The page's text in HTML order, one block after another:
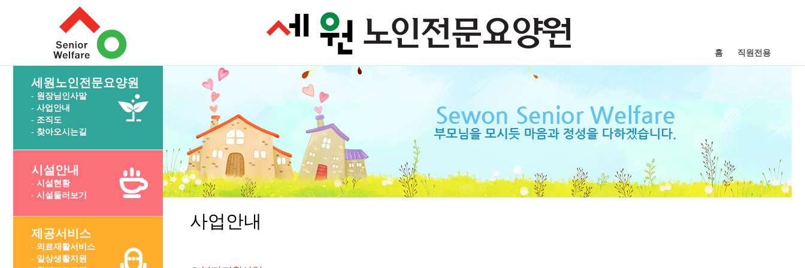
홈 직원전용
세원노인전문요양원
- 원장님인사말
- 사업안내
- 조직도
- 찾아오시는길
시설안내
- 시설현황
- 시설둘러보기
제공서비스
- 의료재활서비스
- 일상생활지원
사업안내